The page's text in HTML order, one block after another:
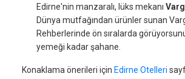
Edirne'nin manzaralı, lüks mekanı
Dünya mutfağından ürünler sunan
Rehberlerinde ön sıralarda
yemeği kadar şahane.
Konaklama önerileri için Edirne Otelleri